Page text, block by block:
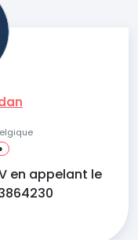
en appelant le